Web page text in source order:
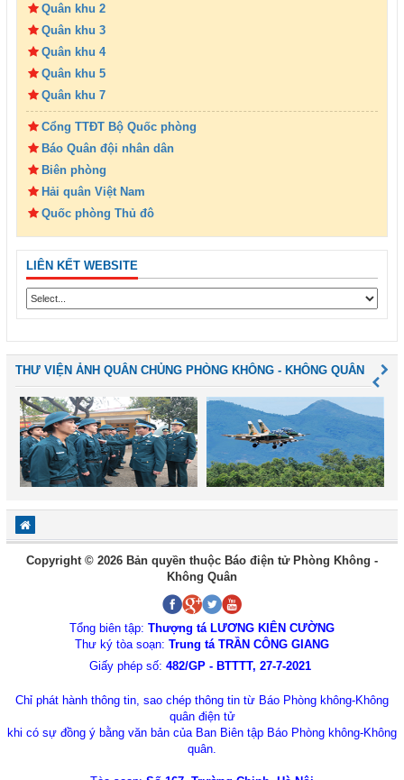
Quân khu 2
Quân khu 3
Quân khu 4
Quân khu 5
Quân khu 7
Cổng TTĐT Bộ Quốc phòng
Báo Quân đội nhân dân
Biên phòng
Hải quân Việt Nam
Quốc phòng Thủ đô
LIÊN KẾT WEBSITE
THƯ VIỆN ẢNH QUÂN CHỦNG PHÒNG KHÔNG - KHÔNG QUÂN
Copyright © 2026 Bản quyền thuộc Báo điện tử Phòng Không -
Không Quân
Tổng biên tập: Thượng tá LƯƠNG KIÊN CƯỜNG
Thư ký tòa soạn: Trung tá TRẦN CÔNG GIANG
Giấy phép số: 482/GP - BTTTT, 27-7-2021
Chỉ phát hành thông tin, sao chép thông tin từ Báo Phòng không-Không
quân điện tử
khi có sự đồng ý bằng văn bản của Ban Biên tập Báo Phòng không-Không
quân.